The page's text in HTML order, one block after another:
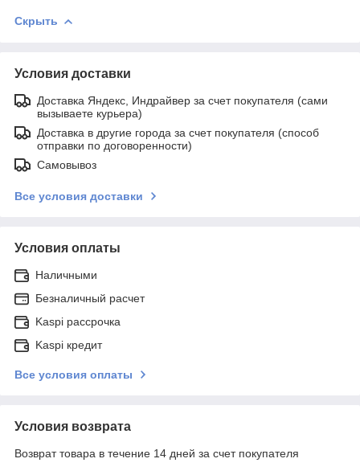
Скрыть
Условия доставки
Доставка Яндекс, Индрайвер за счет покупателя (сами
вызываете курьера)
Доставка в другие города за счет покупателя (способ
отправки по договоренности)
Самовывоз
Все условия доставки
Условия оплаты
Наличными
Безналичный расчет
Kaspi рассрочка
Kaspi кредит
Все условия оплаты
Условия возврата
Возврат товара в течение 14 дней за счет покупателя